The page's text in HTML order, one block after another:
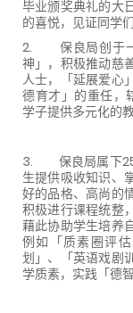
毕业颁奖典礼的大
的喜悦，见证同学
2. 保良局创于一
神」，积极推动慈
人士，「延展爱心
德育才」的重任，
学子提供多元化的
3. 保良局属下25
生提供吸收知识、
好的品格、高尚的
积极进行课程统整
藉此协助学生培养
例如「质素圈评
划」、「英语戏剧
学质素，实践「德